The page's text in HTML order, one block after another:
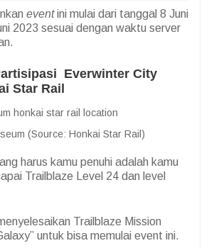
eventini mulai dari tanggal 8 Juni
2023 sesuai dengan waktu server
Everwinter City
Star Rail
(Source: Honkai Star Rail)
harus kamu penuhi adalah kamu
Trailblaze Level 24 dan level
Trailblaze Mission
untuk bisa memulai event ini.